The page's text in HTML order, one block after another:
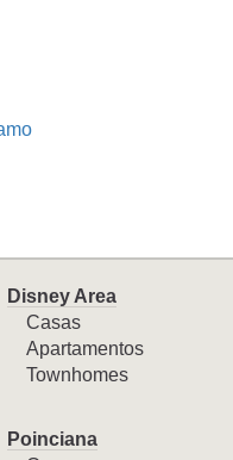
Disney Area
Casas
Apartamentos
Townhomes
Poinciana